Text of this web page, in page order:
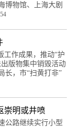
博物馆、上海大剧
工作成果，推动“护
版物集中销毁活动
长，市“扫黄打非”
崇明或井喷
公路继续实行小型